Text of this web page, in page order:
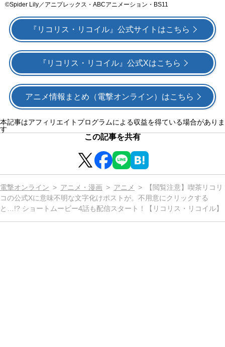
©Spider Lily／アニプレックス・ABCアニメーション・BS11
『リコリス・リコイル』公式サイトはこちら
『リコリス・リコイル』公式Xはこちら
アニメ情報まとめ（電撃オンライン）はこちら
本記事はアフィリエイトプログラムによる収益を得ている場合がありま
す
この記事を共有
電撃オンライン アニメ・漫画 アニメ
【閲覧注意】喫茶リコリ
コの公式Xに意味不明な文字化けポストが。不用意にクリックする
と…!? ショートムービー4話も配信スタート！【リコリス・リコイル】